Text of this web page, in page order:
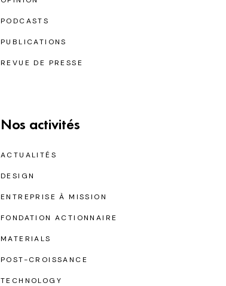
PODCASTS
PUBLICATIONS
REVUE DE PRESSE
Nos activités
ACTUALITÉS
DESIGN
ENTREPRISE À MISSION
FONDATION ACTIONNAIRE
MATERIALS
POST-CROISSANCE
TECHNOLOGY